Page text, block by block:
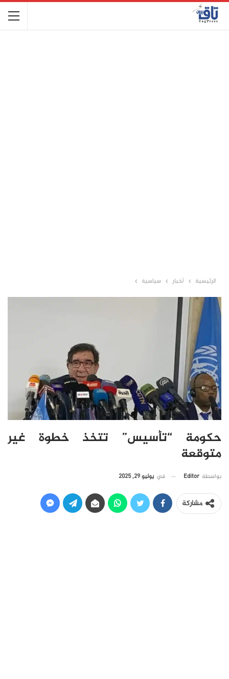
الرئيسية أخبار سياسية
حكومة “تأسيس” تتخذ خطوة غير
متوقعة
بواسطة Editor في يوليو 29, 2025
مشاركة